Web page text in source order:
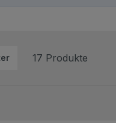
17 Produkte